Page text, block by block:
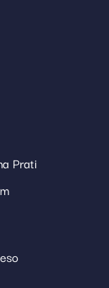
Prati